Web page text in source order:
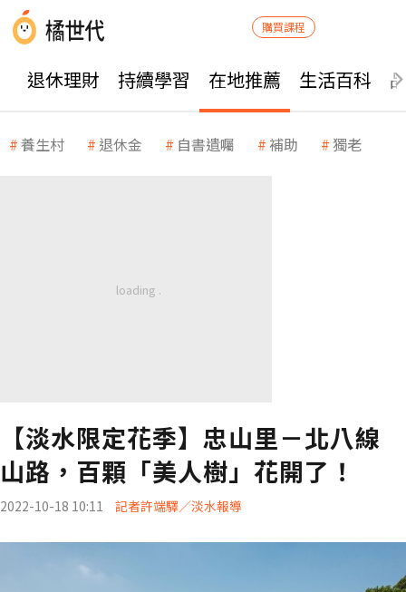
購買課程
退休理財 持續學習 在地推薦 生活百科
養生村 退休金 自書遺囑 補助 獨老
【淡水限定花季】忠山里－北八線
山路，百顆「美人樹」花開了！
2022-10-18 10:11 記者許端驛／淡水報導